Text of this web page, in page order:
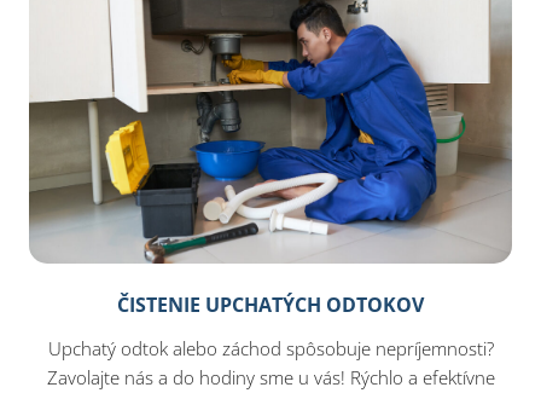
ČISTENIE UPCHATÝCH ODTOKOV
Upchatý odtok alebo záchod spôsobuje nepríjemnosti?
Zavolajte nás a do hodiny sme u vás! Rýchlo a efektívne